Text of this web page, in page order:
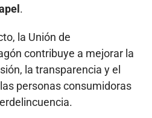
.
la Unión de
contribuye a mejorar la
la transparencia y el
personas consumidoras